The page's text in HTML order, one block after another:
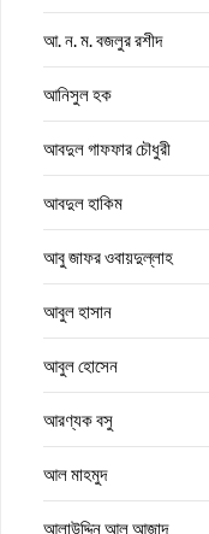
আ. ন. ম. বজলুর রশীদ
আনিসুল হক
আবদুল গাফফার চৌধুরী
আবদুল হাকিম
আবু জাফর ওবায়দুল্লাহ
আবুল হাসান
আবুল হোসেন
আরণ্যক বসু
আল মাহমুদ
আলাউদ্দিন আল আজাদ